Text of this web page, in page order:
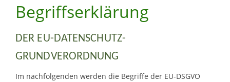
Begriffserklärung
DER EU-DATENSCHUTZ-
GRUNDVERORDNUNG
Im nachfolgenden werden die Begriffe der EU-DSGVO